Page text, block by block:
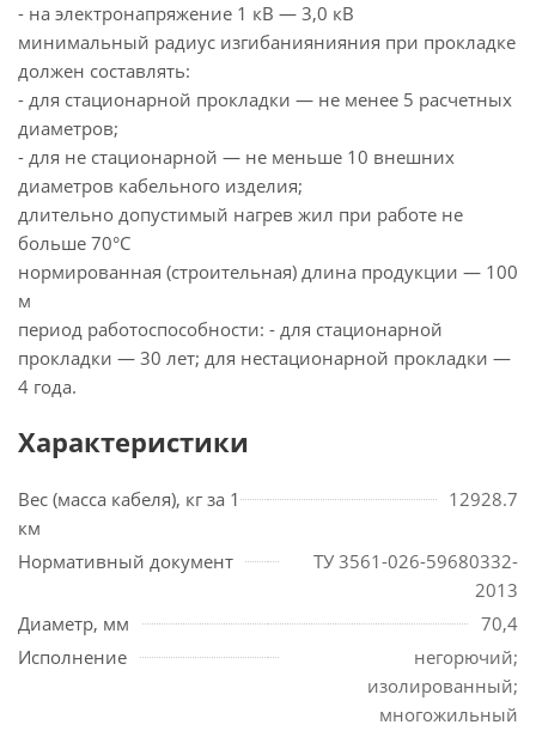
- на электронапряжение 1 кВ — 3,0 кВ
минимальный радиус изгибаниянияния при прокладке
должен составлять:
- для стационарной прокладки — не менее 5 расчетных
диаметров;
- для не стационарной — не меньше 10 внешних
диаметров кабельного изделия;
длительно допустимый нагрев жил при работе не
больше 70°С
нормированная (строительная) длина продукции — 100
м
период работоспособности: - для стационарной
прокладки — 30 лет; для нестационарной прокладки —
4 года.
Характеристики
Вес (масса кабеля), кг за 1
км
12928.7
Нормативный документ
ТУ 3561-026-59680332-
2013
Диаметр, мм
70,4
Исполнение
негорючий;
изолированный;
многожильный